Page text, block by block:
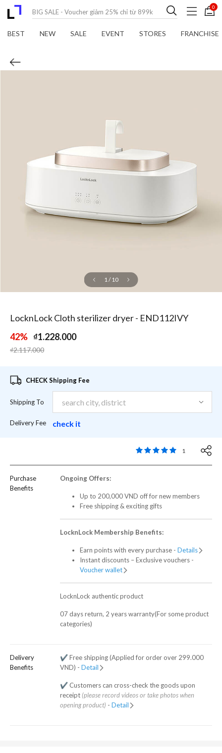
0
BEST NEW SALE EVENT STORES FRANCHISE
1/ 10
LocknLock Cloth sterilizer dryer - END112IVY
42% ₫1.228.000
Price reduced from
₫2.117.000to
CHECK Shipping Fee
Shipping To
Delivery Fee check it
5 out of 5 Customer
1
Purchase
Benefits
Ongoing Offers:
Up to 200,000 VND off for new members
Free shipping & exciting gifts
LocknLock Membership Benefits:
Earn points with every purchase - Details
Instant discounts – Exclusive vouchers -
Voucher wallet
LocknLock authentic product
07 days return, 2 years warranty(For some product
categories)
Delivery
Benefits
✔️ Free shipping (Applied for order over 299.000
VND) - Detail
✔️ Customers can cross-check the goods upon
receipt (please record videos or take photos when
opening product) - Detail